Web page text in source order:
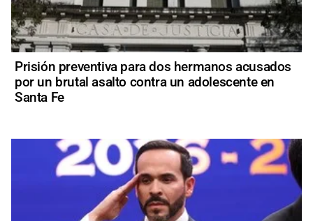
Prisión preventiva para dos hermanos acusados
por un brutal asalto contra un adolescente en
Santa Fe